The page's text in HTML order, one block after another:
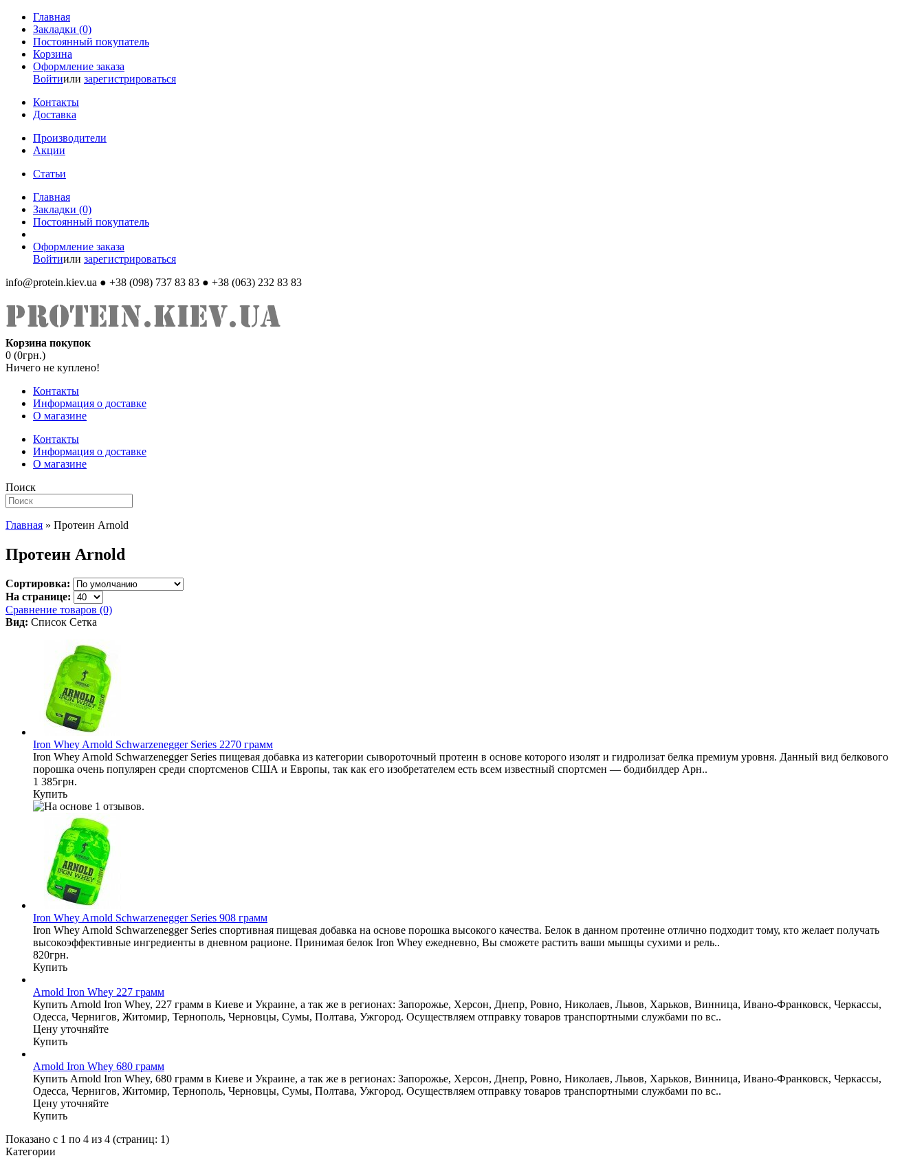
Главная
Закладки (0)
Постоянный покупатель
Корзина
Оформление заказа
Войтиили зарегистрироваться
Контакты
Доставка
Производители
Акции
Статьи
Главная
Закладки (0)
Постоянный покупатель
Оформление заказа
Войтиили зарегистрироваться
info@protein.kiev.ua ● +38 (098) 737 83 83 ● +38 (063) 232 83 83
Корзина покупок
0 (0грн.)
Ничего не куплено!
Контакты
Информация о доставке
О магазине
Контакты
Информация о доставке
О магазине
Поиск
Главная » Протеин Arnold
Протеин Arnold
Сортировка:
На странице:
Сравнение товаров (0)
Вид: Список Сетка
Iron Whey Arnold Schwarzenegger Series 2270 грамм
Iron Whey Arnold Schwarzenegger Series пищевая добавка из категории сывороточный протеин в основе которого изолят и гидролизат белка премиум уровня. Данный вид белкового
порошка очень популярен среди спортсменов США и Европы, так как его изобретателем есть всем известный спортсмен — бодибилдер Арн..
1 385грн.
Купить
Iron Whey Arnold Schwarzenegger Series 908 грамм
Iron Whey Arnold Schwarzenegger Series спортивная пищевая добавка на основе порошка высокого качества. Белок в данном протеине отлично подходит тому, кто желает получать
высокоэффективные ингредиенты в дневном рационе. Принимая белок Iron Whey ежедневно, Вы сможете растить ваши мышцы сухими и рель..
820грн.
Купить
Arnold Iron Whey 227 грамм
Купить Arnold Iron Whey, 227 грамм в Киеве и Украине, а так же в регионах: Запорожье, Херсон, Днепр, Ровно, Николаев, Львов, Харьков, Винница, Ивано-Франковск, Черкассы,
Одесса, Чернигов, Житомир, Тернополь, Черновцы, Сумы, Полтава, Ужгород. Осуществляем отправку товаров транспортными службами по вс..
Цену уточняйте
Купить
Arnold Iron Whey 680 грамм
Купить Arnold Iron Whey, 680 грамм в Киеве и Украине, а так же в регионах: Запорожье, Херсон, Днепр, Ровно, Николаев, Львов, Харьков, Винница, Ивано-Франковск, Черкассы,
Одесса, Чернигов, Житомир, Тернополь, Черновцы, Сумы, Полтава, Ужгород. Осуществляем отправку товаров транспортными службами по вс..
Цену уточняйте
Купить
Показано с 1 по 4 из 4 (страниц: 1)
Категории